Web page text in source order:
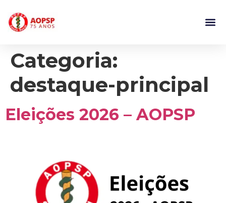
Categoria:
destaque-principal
Eleições 2026 – AOPSP